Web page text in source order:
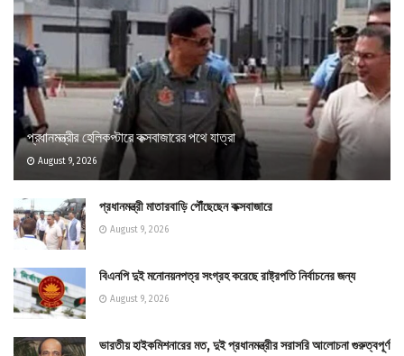
প্রধানমন্ত্রীর হেলিকপ্টারে কক্সবাজারের পথে যাত্রা
August 9, 2026
প্রধানমন্ত্রী মাতারবাড়ি পৌঁছেছেন কক্সবাজারে
August 9, 2026
বিএনপি দুই মনোনয়নপত্র সংগ্রহ করেছে রাষ্ট্রপতি নির্বাচনের জন্য
August 9, 2026
ভারতীয় হাইকমিশনারের মত, দুই প্রধানমন্ত্রীর সরাসরি আলোচনা গুরুত্বপূর্ণ